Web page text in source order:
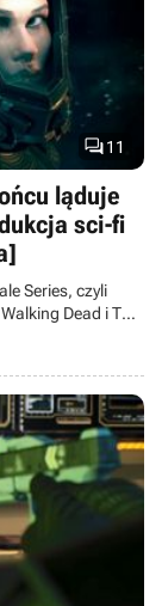
11
ląduje
sci-fi
Series, czyli
Dead i The
się we wszystkich